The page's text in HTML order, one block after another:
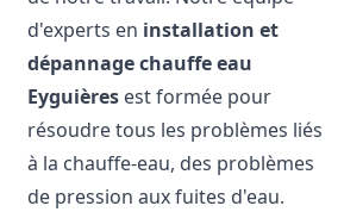
d'experts en installation et
dépannage chauffe eau
Eyguières est formée pour
résoudre tous les problèmes liés
à la chauffe-eau, des problèmes
de pression aux fuites d'eau.